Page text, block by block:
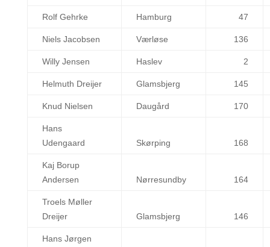
Rolf Gehrke Hamburg 47
Niels Jacobsen Værløse 136
Willy Jensen Haslev 2
Helmuth Dreijer Glamsbjerg 145
Knud Nielsen Daugård 170
Hans
Udengaard
Skørping 168
Kaj Borup
Andersen
Nørresundby 164
Troels Møller
Dreijer
Glamsbjerg 146
Hans Jørgen